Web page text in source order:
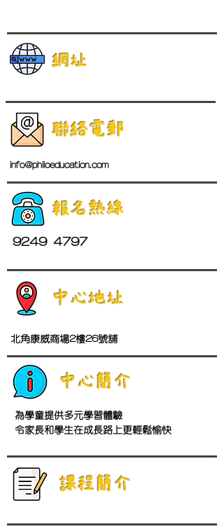
網址
聯絡電郵
info@philoeducation.com
報名熱線
9249 4797
中心地址
北角康威商場2樓26號舖
中心簡介
為學童提供多元學習體驗
令家長和學生在成長路上更輕鬆愉快
​課程簡介